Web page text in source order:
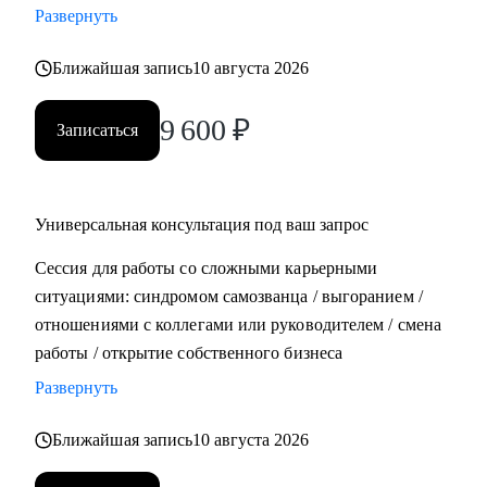
• Составить план роста до позиции руководителя
Кому могу помочь:
• Всем, кто хочет строить карьеру за рубежом
• Руководителям и тем, кто хочет дорасти до
управленческих позиций
уровня
Развернуть
Ближайшая запись10 августа 2026
Записаться 9 600 ₽
Универсальная консультация под ваш запрос
Сессия для работы со сложными карьерными
ситуациями: синдромом самозванца / выгоранием /
отношениями с коллегами или руководителем / смена
работы / открытие собственного бизнеса
Развернуть
Ближайшая запись10 августа 2026